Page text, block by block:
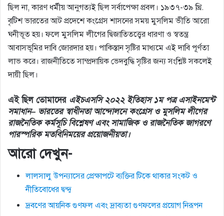
ছিল না, কারণ ধর্মীয় আনুগত্যই ছিল সর্বাপেক্ষা প্রবল। ১৯৩৭-৩৯ খ্রি.
বৃটিশ ভারতের আট প্রদেশে কংগ্রেস শাসনের সময় মুসলিম ভীতি আরাে
ঘনীভূত হয়। ফলে মুসলিম লীগের দ্বিজাতিতত্ত্বের ধারণা ও স্বতন্ত্র
আবাসভূমির দাবি জোরদার হয়। পাকিস্তান সৃষ্টির মাধ্যমে এই দাবি পূর্ণতা
লাভ করে। রাজনীতিতে সাম্প্রদায়িক ভেদবুদ্ধি সৃষ্টির জন্য সংশ্লিষ্ট সকলেই
দায়ী ছিল।
এই ছিল তোমাদের এইচএসসি ২০২২ ইতিহাস ১ম পত্র এসাইনমেন্ট
সমাধান– ভারতের স্বাধীনতা আন্দোলনে কংগ্রেস ও মুসলিম লীগের
রাজনৈতিক কর্মসূচি বিশ্লেষণ এবং সামাজিক ও রাজনৈতিক জাগরণে
পারস্পরিক মতবিনিময়ের প্রয়ােজনীয়তা।
আরো দেখুন-
লালসালু উপন্যাসের প্রেক্ষাপটে ব্যক্তির টিকে থাকার সংকট ও
নীতিবােধের দ্বন্দ্ব
দ্রবণের আয়নিক গুণফল এবং দ্রাব্যতা গুণফলের প্রয়োগ নিরূপন